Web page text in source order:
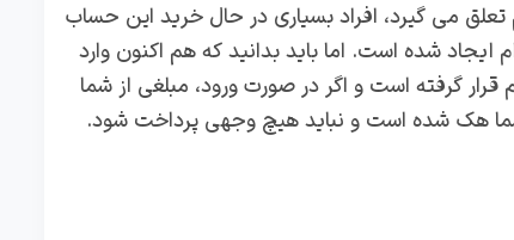
می گیرد، افراد بسیاری در حال خرید این حساب
ایجاد شده است. اما باید بدانید که هم اکنون وارد
گرفته است و اگر در صورت ورود، مبلغی از شما
هک شده است و نباید هیچ وجهی پرداخت شود.